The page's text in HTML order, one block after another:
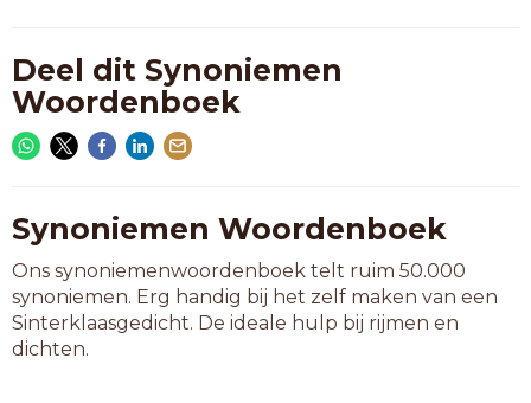
Deel dit Synoniemen
Woordenboek
Synoniemen Woordenboek
Ons synoniemenwoordenboek telt ruim 50.000
synoniemen. Erg handig bij het zelf maken van een
Sinterklaasgedicht. De ideale hulp bij rijmen en
dichten.